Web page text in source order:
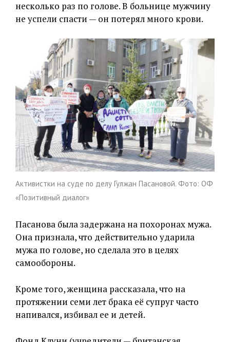
несколько раз по голове. В больнице мужчину
не успели спасти — он потерял много крови.
Активистки на суде по делу Гулжан Пасановой. Фото: ОФ
«Позитивный диалог»
Пасанова была задержана на похоронах мужа.
Она признала, что действительно ударила
мужа по голове, но сделала это в целях
самообороны.
Кроме того, женщина рассказала, что на
протяжении семи лет брака её супруг часто
напивался, избивал ее и детей.